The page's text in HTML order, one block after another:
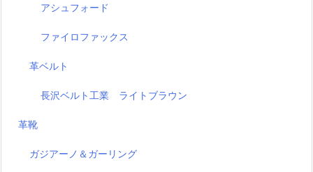
アシュフォード
ファイロファックス
革ベルト
長沢ベルト工業 ライトブラウン
革靴
ガジアーノ＆ガーリング